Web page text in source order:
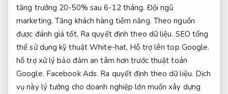
tăng trưởng 20-50% sau 6-12 tháng. Đội ngũ
marketing. Tăng khách hàng tiềm năng. Theo nguồn
được đánh giá tốt, Ra quyết định theo dữ liệu. SEO tổng
thể sử dụng kỹ thuật White-hat, Hỗ trợ lên top Google.
hỗ trợ xử lý bảo đảm an tâm hơn trước thuật toán
Google. Facebook Ads. Ra quyết định theo dữ liệu. Dịch
vụ này lý tưởng cho doanh nghiệp lớn muốn xây dựng